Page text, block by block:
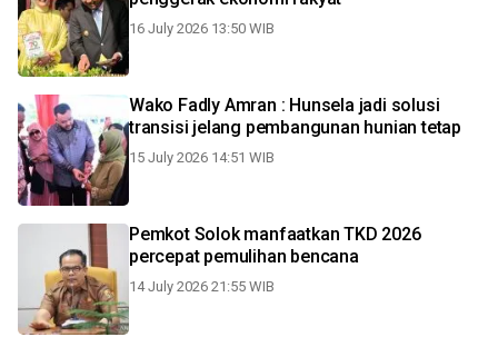
16 July 2026 13:50 WIB
Wako Fadly Amran : Hunsela jadi solusi
transisi jelang pembangunan hunian tetap
15 July 2026 14:51 WIB
Pemkot Solok manfaatkan TKD 2026
percepat pemulihan bencana
14 July 2026 21:55 WIB